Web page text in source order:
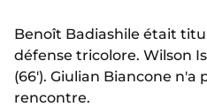
Benoît Badiashile était
défense tricolore. Wilson
(66'). Giulian Biancone n'a
rencontre.